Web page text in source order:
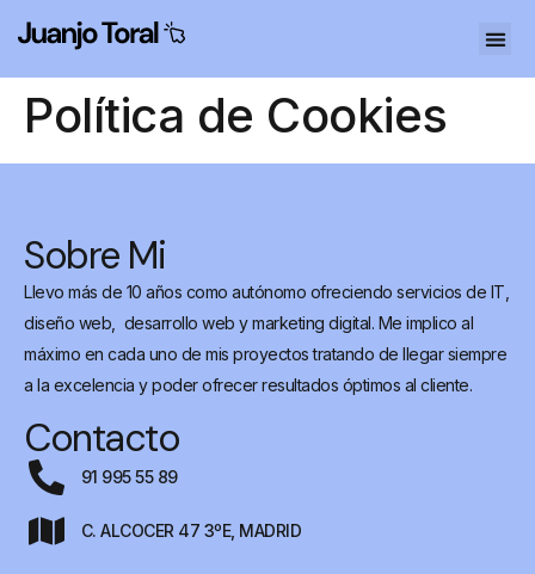
Política de Cookies
Contacto
91 995 55 89
C. ALCOCER 47 3ºE, MADRID
Sobre Mi
Llevo más de 10 años como autónomo ofreciendo servicios de IT,
diseño web, desarrollo web y marketing digital. Me implico al
máximo en cada uno de mis proyectos tratando de llegar siempre
a la excelencia y poder ofrecer resultados óptimos al cliente.